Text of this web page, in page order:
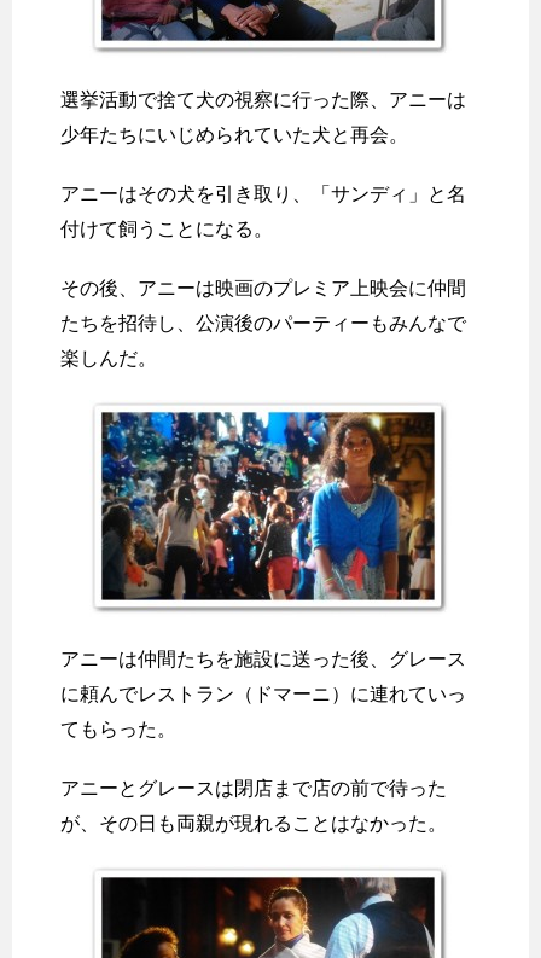
選挙活動で捨て犬の視察に行った際、アニーは
少年たちにいじめられていた犬と再会。
アニーはその犬を引き取り、「サンディ」と名
付けて飼うことになる。
その後、アニーは映画のプレミア上映会に仲間
たちを招待し、公演後のパーティーもみんなで
楽しんだ。
アニーは仲間たちを施設に送った後、グレース
に頼んでレストラン（ドマーニ）に連れていっ
てもらった。
アニーとグレースは閉店まで店の前で待った
が、その日も両親が現れることはなかった。